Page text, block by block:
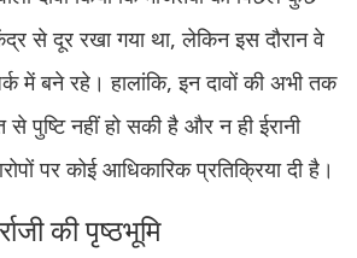
से दूर रखा गया था, लेकिन इस दौरान वे
में बने रहे। हालांकि, इन दावों की अभी तक
पुष्टि नहीं हो सकी है और न ही ईरानी
पर कोई आधिकारिक प्रतिक्रिया दी है।
की पृष्ठभूमि